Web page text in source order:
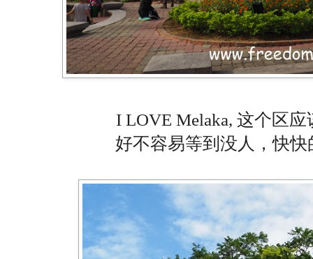
I LOVE Melaka, 这个区
好不容易等到没人，快